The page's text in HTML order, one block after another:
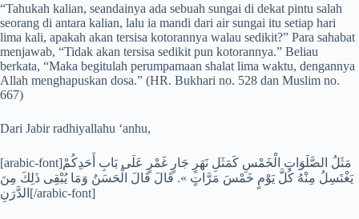
“Tahukah kalian, seandainya ada sebuah sungai di dekat pintu salah
seorang di antara kalian, lalu ia mandi dari air sungai itu setiap hari
lima kali, apakah akan tersisa kotorannya walau sedikit?” Para sahabat
menjawab, “Tidak akan tersisa sedikit pun kotorannya.” Beliau
berkata, “Maka begitulah perumpamaan shalat lima waktu, dengannya
Allah menghapuskan dosa.” (HR. Bukhari no. 528 dan Muslim no.
667)
Dari Jabir radhiyallahu ‘anhu,
[arabic-font]مَثَلُ الصَّلَوَاتِ الْخَمْسِ كَمَثَلِ نَهَرٍ جَارٍ غَمْرٍ عَلَى بَابِ أَحَدِكُمْ
يَغْتَسِلُ مِنْهُ كُلَّ يَوْمٍ خَمْسَ مَرَّاتٍ ». قَالَ قَالَ الْحَسَنُ وَمَا يُبْقِى ذَلِكَ مِنَ
الدَّرَنِ[/arabic-font]